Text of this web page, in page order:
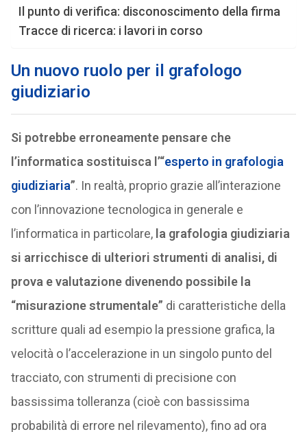
Il punto di verifica: disconoscimento della firma
Tracce di ricerca: i lavori in corso
Un nuovo ruolo per il grafologo
giudiziario
Si potrebbe erroneamente pensare che
l’informatica sostituisca l’“esperto in grafologia
giudiziaria”. In realtà, proprio grazie all’interazione
con l’innovazione tecnologica in generale e
l’informatica in particolare, la grafologia giudiziaria
si arricchisce di ulteriori strumenti di analisi, di
prova e valutazione divenendo possibile la
“misurazione strumentale” di caratteristiche della
scritture quali ad esempio la pressione grafica, la
velocità o l’accelerazione in un singolo punto del
tracciato, con strumenti di precisione con
bassissima tolleranza (cioè con bassissima
probabilità di errore nel rilevamento), fino ad ora